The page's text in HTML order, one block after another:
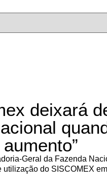
deixará
Geral da Fazenda
do SISCOMEX